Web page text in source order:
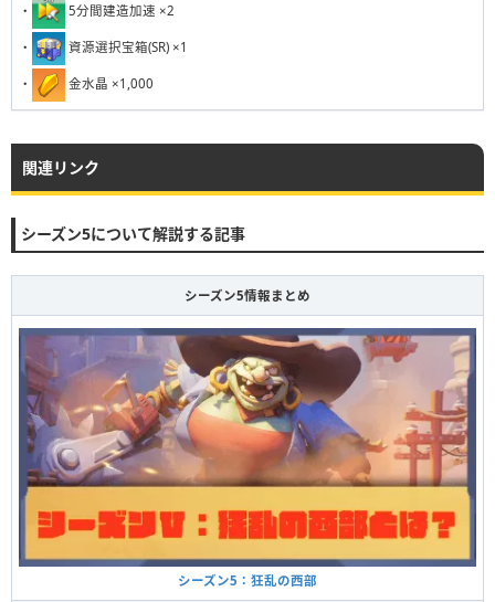
・ 5分間建造加速 ×2
・ 資源選択宝箱(SR) ×1
・ 金水晶 ×1,000
関連リンク
シーズン5について解説する記事
シーズン5情報まとめ
シーズン5：狂乱の西部